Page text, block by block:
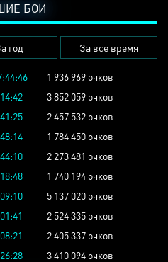
БОИ
год За все время
1 936 969 очков
3 852 059 очков
2 457 532 очков
1 784 450 очков
2 273 481 очков
1 740 194 очков
5 137 020 очков
2 524 335 очков
2 405 337 очков
3 410 094 очков